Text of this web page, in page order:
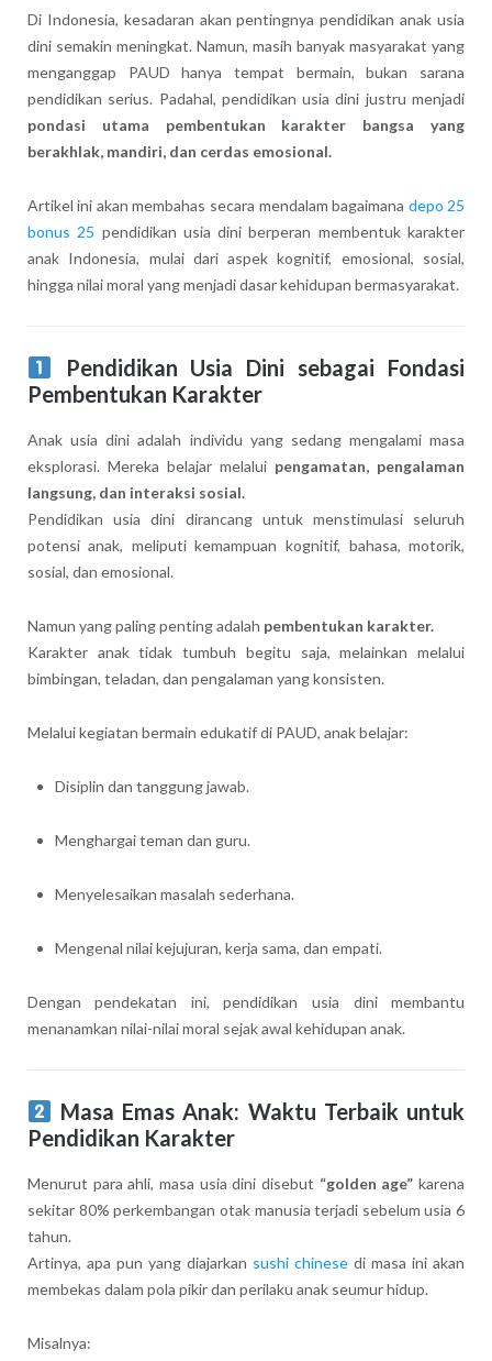
Di Indonesia, kesadaran akan pentingnya pendidikan anak usia
dini semakin meningkat. Namun, masih banyak masyarakat yang
menganggap PAUD hanya tempat bermain, bukan sarana
pendidikan serius. Padahal, pendidikan usia dini justru menjadi
pondasi utama pembentukan karakter bangsa yang
berakhlak, mandiri, dan cerdas emosional.
Artikel ini akan membahas secara mendalam bagaimana depo 25
bonus 25 pendidikan usia dini berperan membentuk karakter
anak Indonesia, mulai dari aspek kognitif, emosional, sosial,
hingga nilai moral yang menjadi dasar kehidupan bermasyarakat.
Pendidikan Usia Dini sebagai Fondasi
Pembentukan Karakter
Anak usia dini adalah individu yang sedang mengalami masa
eksplorasi. Mereka belajar melalui pengamatan, pengalaman
langsung, dan interaksi sosial.
Pendidikan usia dini dirancang untuk menstimulasi seluruh
potensi anak, meliputi kemampuan kognitif, bahasa, motorik,
sosial, dan emosional.
Namun yang paling penting adalah pembentukan karakter.
Karakter anak tidak tumbuh begitu saja, melainkan melalui
bimbingan, teladan, dan pengalaman yang konsisten.
Melalui kegiatan bermain edukatif di PAUD, anak belajar:
Disiplin dan tanggung jawab.
Menghargai teman dan guru.
Menyelesaikan masalah sederhana.
Mengenal nilai kejujuran, kerja sama, dan empati.
Dengan pendekatan ini, pendidikan usia dini membantu
menanamkan nilai-nilai moral sejak awal kehidupan anak.
Masa Emas Anak: Waktu Terbaik untuk
Pendidikan Karakter
Menurut para ahli, masa usia dini disebut “golden age” karena
sekitar 80% perkembangan otak manusia terjadi sebelum usia 6
tahun.
Artinya, apa pun yang diajarkan sushi chinese di masa ini akan
membekas dalam pola pikir dan perilaku anak seumur hidup.
Misalnya: